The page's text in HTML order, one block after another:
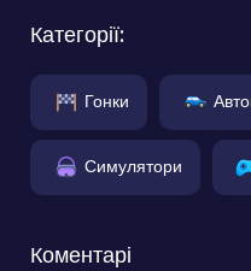
Категорії:
Гонки
Симулятори
Коментарі